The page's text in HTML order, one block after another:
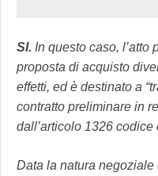
SI. In questo caso, l’atto
proposta di acquisto
effetti, ed è destinato a
contratto preliminare in
dall’articolo 1326 codice
Data la natura